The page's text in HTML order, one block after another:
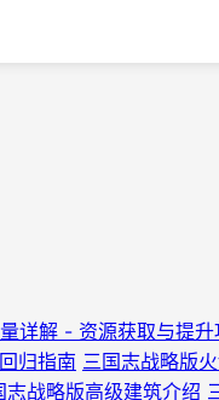
详解 - 资源获取与提升
归指南 三国志战略版
志战略版高级建筑介绍